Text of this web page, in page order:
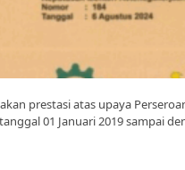
prestasi atas upaya
01 Januari 2019 sampai